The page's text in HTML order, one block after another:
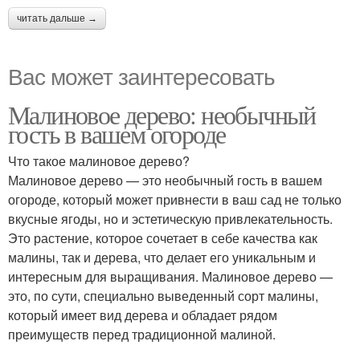
читать дальше →
Вас может заинтересовать
Малиновое дерево: необычный
гость в вашем огороде
Что такое малиновое дерево?
Малиновое дерево — это необычный гость в вашем
огороде, который может привнести в ваш сад не только
вкусные ягоды, но и эстетическую привлекательность.
Это растение, которое сочетает в себе качества как
малины, так и дерева, что делает его уникальным и
интересным для выращивания. Малиновое дерево —
это, по сути, специально выведенный сорт малины,
который имеет вид дерева и обладает рядом
преимуществ перед традиционной малиной.